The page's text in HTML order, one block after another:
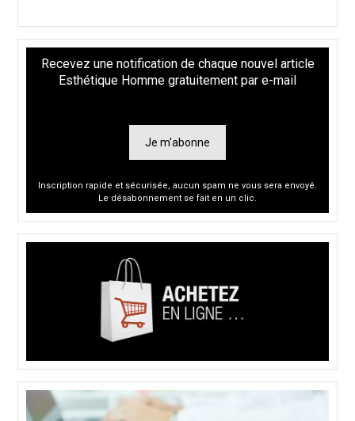
Recevez une notification de chaque nouvel article
Esthétique Homme gratuitement par e-mail
Je m'abonne
Inscription rapide et sécurisée, aucun spam ne vous sera envoyé.
Le désabonnement se fait en un clic.